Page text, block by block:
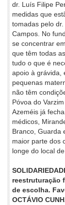
dr. Luís Filipe
medidas que
tomadas pelo
Campos. No
se concentrar
que têm todas
tudo o que é
apoio à grávida,
pequenas
não têm
Póvoa do
Azeméis já
médicos,
Branco, Guarda
maior parte dos
longe do local
reestruturação
de escolha.
OCTÁVIO